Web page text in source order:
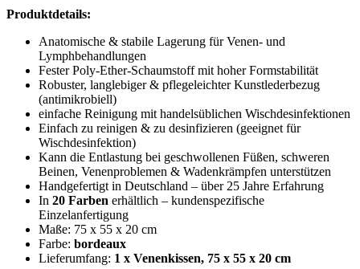
Produktdetails:
Anatomische & stabile Lagerung für Venen- und
Lymphbehandlungen
Fester Poly-Ether-Schaumstoff mit hoher Formstabilität
Robuster, langlebiger & pflegeleichter Kunstlederbezug
(antimikrobiell)
einfache Reinigung mit handelsüblichen Wischdesinfektionen
Einfach zu reinigen & zu desinfizieren (geeignet für
Wischdesinfektion)
Kann die Entlastung bei geschwollenen Füßen, schweren
Beinen, Venenproblemen & Wadenkrämpfen unterstützen
Handgefertigt in Deutschland – über 25 Jahre Erfahrung
In 20 Farben erhältlich – kundenspezifische
Einzelanfertigung
Maße: 75 x 55 x 20 cm
Farbe: bordeaux
Lieferumfang: 1 x Venenkissen, 75 x 55 x 20 cm